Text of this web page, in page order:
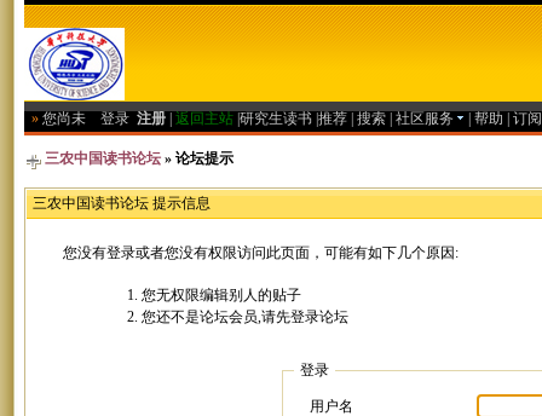
» 您尚未 登录 注册 返回主站 研究生读书 推荐 搜索 社区服务 帮助 订
三农中国读书论坛 » 论坛提示
三农中国读书论坛 提示信息
您没有登录或者您没有权限访问此页面，可能有如下几个原因:
您无权限编辑别人的贴子
您还不是论坛会员,请先登录论坛
登录
用户名